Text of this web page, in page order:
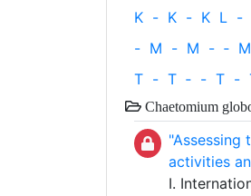
K - K - K L -
- M - M - ‐ M
T - T ‐ - T -
Chaetomium
activities
I.